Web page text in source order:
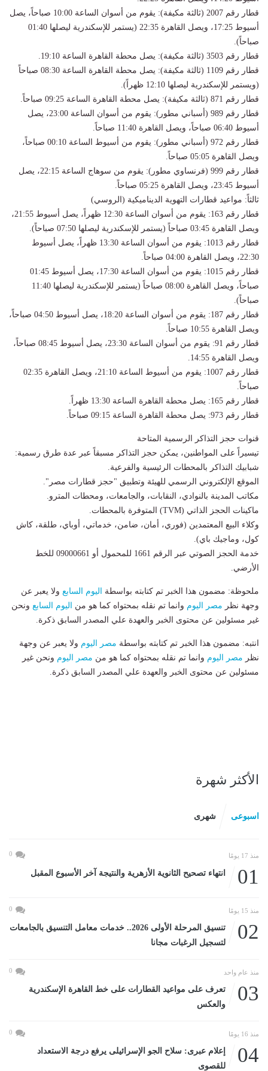
​قطار رقم 2007 (ثالثة مكيفة): يقوم من أسوان الساعة 10:00 صباحاً، يصل
أسيوط 17:25، ويصل القاهرة 22:35 (يستمر للإسكندرية ليصلها 01:40
صباحاً).
​قطار رقم 3503 (ثالثة مكيفة): يصل محطة القاهرة الساعة 19:10.
​قطار رقم 1109 (ثالثة مكيفة): يصل محطة القاهرة الساعة 08:30 صباحاً
(ويستمر للإسكندرية ليصلها 12:10 ظهراً).
​قطار رقم 871 (ثالثة مكيفة): يصل محطة القاهرة الساعة 09:25 صباحاً.
​قطار رقم 989 (أسباني مطور): يقوم من أسوان الساعة 23:00، يصل
أسيوط 06:40 صباحاً، ويصل القاهرة 11:40 صباحاً.
​قطار رقم 972 (أسباني مطور): يقوم من أسيوط الساعة 00:10 صباحاً،
ويصل القاهرة 05:05 صباحاً.
​قطار رقم 999 (فرنساوي مطور): يقوم من سوهاج الساعة 22:15، يصل
أسيوط 23:45، ويصل القاهرة 05:25 صباحاً.
​ثالثاً: مواعيد قطارات التهوية الديناميكية (الروسي)
​قطار رقم 163: يقوم من أسوان الساعة 12:30 ظهراً، يصل أسيوط 21:55،
ويصل القاهرة 03:45 صباحاً (يستمر للإسكندرية ليصلها 07:50 صباحاً).
​قطار رقم 1013: يقوم من أسوان الساعة 13:30 ظهراً، يصل أسيوط
22:30، ويصل القاهرة 04:00 صباحاً.
​قطار رقم 1015: يقوم من أسوان الساعة 17:30، يصل أسيوط 01:45
صباحاً، ويصل القاهرة 08:00 صباحاً (يستمر للإسكندرية ليصلها 11:40
صباحاً).
​قطار رقم 187: يقوم من أسوان الساعة 18:20، يصل أسيوط 04:50 صباحاً،
ويصل القاهرة 10:55 صباحاً.
​قطار رقم 91: يقوم من أسوان الساعة 23:30، يصل أسيوط 08:45 صباحاً،
ويصل القاهرة 14:55.
​قطار رقم 1007: يقوم من أسيوط الساعة 21:10، ويصل القاهرة 02:35
صباحاً.
​قطار رقم 165: يصل محطة القاهرة الساعة 13:30 ظهراً.
​قطار رقم 973: يصل محطة القاهرة الساعة 09:15 صباحاً.
​قنوات حجز التذاكر الرسمية المتاحة
​تيسيراً على المواطنين، يمكن حجز التذاكر مسبقاً عبر عدة طرق رسمية:
​شبابيك التذاكر بالمحطات الرئيسية والفرعية.
​الموقع الإلكتروني الرسمي للهيئة وتطبيق "حجز قطارات مصر".
​مكاتب المدينة بالنوادي، النقابات، والجامعات، ومحطات المترو.
​ماكينات الحجز الذاتي (TVM) المتوفرة بالمحطات.
​وكلاء البيع المعتمدين (فوري، أمان، ضامن، خدماتي، أوباي، طلقة، كاش
كول، وماجيك باي).
​خدمة الحجز الصوتي عبر الرقم 1661 للمحمول أو 09000661 للخط
الأرضي.
ملحوظة: مضمون هذا الخبر تم كتابته بواسطة اليوم السابع ولا يعبر عن
وجهة نظر مصر اليوم وانما تم نقله بمحتواه كما هو من اليوم السابع ونحن
غير مسئولين عن محتوى الخبر والعهدة علي المصدر السابق ذكرة.
انتبه: مضمون هذا الخبر تم كتابته بواسطة مصر اليوم ولا يعبر عن وجهة
نظر مصر اليوم وانما تم نقله بمحتواه كما هو من مصر اليوم ونحن غير
مسئولين عن محتوى الخبر والعهدة علي المصدر السابق ذكرة.
الأكثر شهرة
اسبوعى شهرى
منذ 17 يومًا 0
01 انتهاء تصحيح الثانوية الأزهرية والنتيجة آخر الأسبوع المقبل
منذ 15 يومًا 0
02
تنسيق المرحلة الأولى 2026.. خدمات معامل التنسيق بالجامعات
لتسجيل الرغبات مجانا
منذ عام واحد 0
03
تعرف على مواعيد القطارات على خط القاهرة الإسكندرية
والعكس
منذ 16 يومًا 0
04
إعلام عبرى: سلاح الجو الإسرائيلى يرفع درجة الاستعداد
للقصوى